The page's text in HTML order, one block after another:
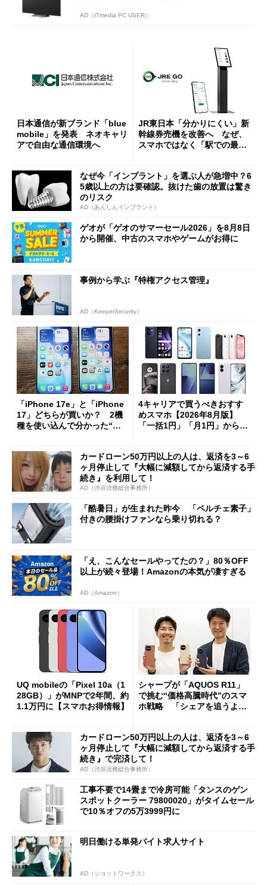
AD（ITmedia PC USER）
日本通信が新ブランド「blue
mobile」を発表 ネオキャリ
アで自由な通信環境へ
JR東日本「分かりにくい」新
幹線券売機を改善へ なぜ、
スマホではなく「駅での最短
なぜ今「インプラント」を選ぶ人が急増中？6
5歳以上の方は要確認。抜けた歯の放置は驚き
のリスク
AD（あんしんインプラント）
ゲオが「ゲオのサマーセール2026」を8月8日
から開催、中古のスマホやゲームがお得に
事例から学ぶ『特権アクセス管理』
AD（KeeperSecurity）
「iPhone 17e」と「iPhone
17」どちらが買いか？ 2機
種を使い込んで分かった“ス
4キャリアで買うべきおすす
めスマホ【2026年8月版】
「一括1円」「月1円」からお
カードローン50万円以上の人は、返済を3～6
ヶ月停止して『大幅に減額してから返済する手
続き』を利用して！
AD（渋谷法務総合事務所）
「酷暑日」が生まれた昨今 「ペルチェ素子」
付きの腰掛けファンなら乗り切れる？
「え、こんなセールやってたの？」80％OFF
以上が続々登場！Amazonの本気が凄すぎる
AD（Amazon）
UQ mobileの「Pixel 10a（1
28GB）」がMNPで2年間、約
1.1万円に【スマホお得情報】
シャープが「AQUOS R11」
で挑む“価格高騰時代”のスマ
ホ戦略 「シェアを追うより
カードローン50万円以上の人は、返済を3～6
ヶ月停止して『大幅に減額してから返済する手
続き』で完済して！
AD（渋谷法務総合事務所）
工事不要で14畳まで冷房可能「タンスのゲン
スポットクーラー 79800020」がタイムセール
で10％オフの5万3999円に
明日働ける単発バイト求人サイト
AD（ショットワークス）